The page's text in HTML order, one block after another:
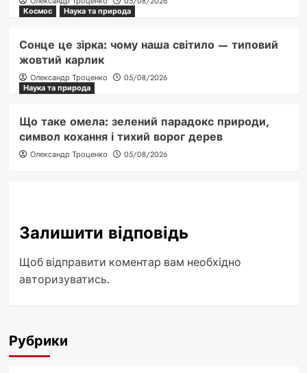
Космос
Наука та природа
Сонце це зірка: чому наша світило — типовий
жовтий карлик
Олександр Троценко
05/08/2026
Наука та природа
Що таке омела: зелений парадокс природи,
символ кохання і тихий ворог дерев
Олександр Троценко 05/08/2026
Залишити відповідь
Щоб відправити коментар вам необхідно
авторизуватись.
Рубрики